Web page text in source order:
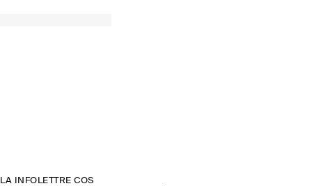
LA INFOLETTRE COS